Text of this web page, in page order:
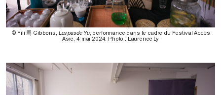
© Fili 周 Gibbons, Les pas de Yu, performance dans le cadre du Festival Accès
Asie, 4 mai 2024. Photo : Laurence Ly